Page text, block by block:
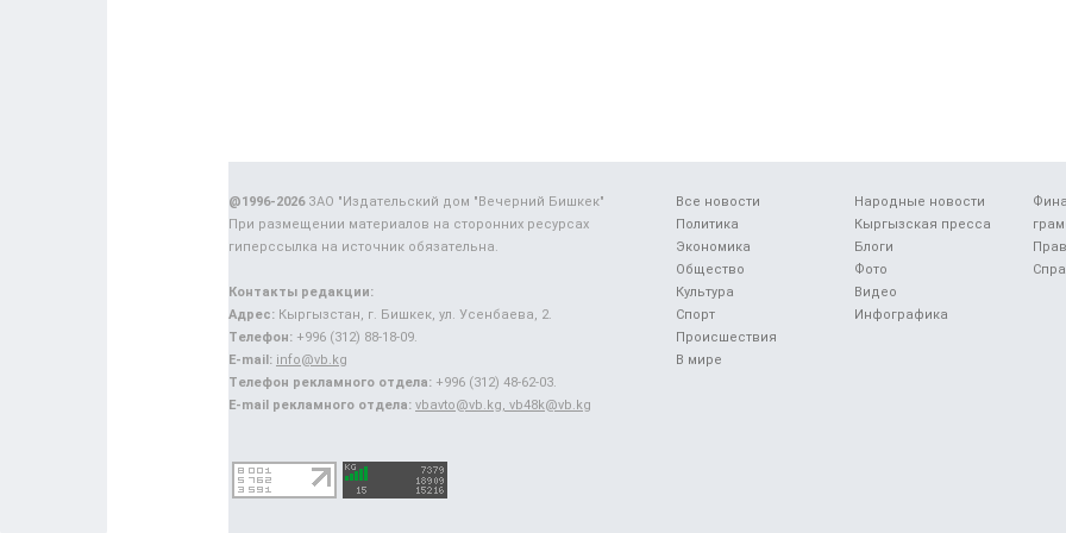
Все новости
Политика
Экономика
Общество
Культура
Спорт
Происшествия
В мире
Народные новости
Кыргызская пресса
Блоги
Фото
Видео
Инфографика
@1996-2026ЗАО "Издательский дом "Вечерний Бишкек"
При размещении материалов на сторонних ресурсах
гиперссылка на источник обязательна.
Контакты редакции:
Адрес: Кыргызстан, г. Бишкек, ул. Усенбаева, 2.
Телефон: +996 (312) 88-18-09.
E-mail: info@vb.kg
Телефон рекламного отдела: +996 (312) 48-62-03.
E-mail рекламного отдела: vbavto@vb.kg, vb48k@vb.kg